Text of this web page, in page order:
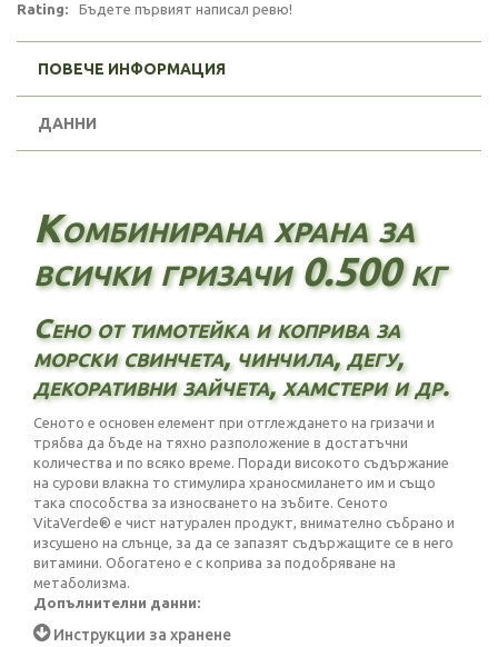
Rating: Бъдете първият написал ревю!
ПОВЕЧЕ ИНФОРМАЦИЯ
ДАННИ
Комбинирана храна за
всички гризачи 0.500 кг
Сено от тимотейка и коприва за
морски свинчета, чинчила, дегу,
декоративни зайчета, хамстери и др.
Сеното е основен елемент при отглеждането на гризачи и
трябва да бъде на тяхно разположение в достатъчни
количества и по всяко време. Поради високото съдържание
на сурови влакна то стимулира храносмилането им и също
така способства за износването на зъбите. Сеното
VitaVerde® е чист натурален продукт, внимателно събрано и
изсушено на слънце, за да се запазят съдържащите се в него
витамини. Обогатено е с коприва за подобряване на
метаболизма.
Допълнителни данни:
Инструкции за хранене